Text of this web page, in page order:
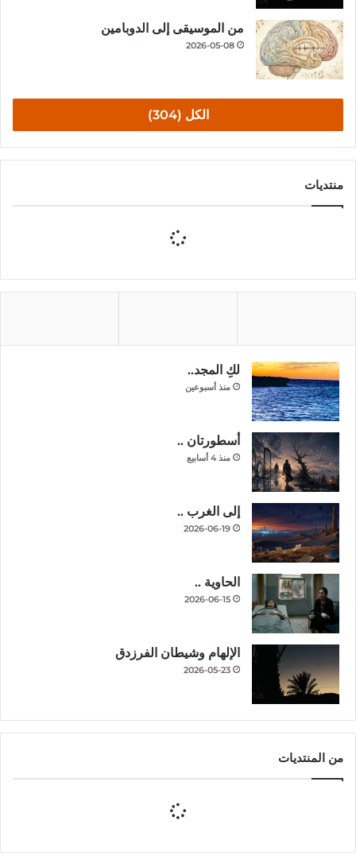
من الموسيقى إلى الدوبامين
2026-05-08
الكل (304)
منتديات
لكِ المجد..
منذ أسبوعين
أسطورتان ..
منذ 4 أسابيع
إلى الغرب ..
2026-06-19
الحاوية ..
2026-06-15
الإلهام وشيطان الفرزدق
2026-05-23
من المنتديات